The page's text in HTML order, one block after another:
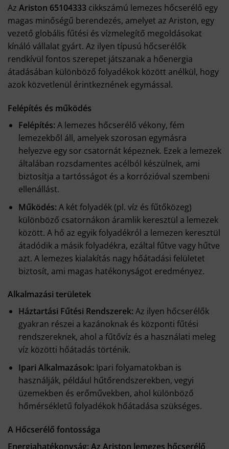
Az Ariston 65104333 cikkszámú lemezes hőcserélő egy
magas minőségű berendezés, amelyet az Ariston, egy
vezető globális fűtési és vízmelegítő megoldásokat
kínáló vállalat gyárt. Az ilyen típusú hőcserélők
rendkívül fontos szerepet játszanak a hőenergia
átadásában különböző folyadékok között anélkül, hogy
azok közvetlenül érintkeznének egymással.
Felépítés és működés
Felépítés: A lemezes hőcserélő vékony, fém
lemezekből áll, amelyek szorosan egymásra
helyezve egy sor csatornát képeznek. Ezek a lemezek
általában rozsdamentes acélból készülnek, ami
biztosítja a tartósságot és a korrózióval szembeni
ellenállást.
Működés: A két folyadék (pl. víz és fűtőközeg)
különböző csatornákon áramlik keresztül a lemezek
között. A hő az egyik folyadékról a lemezen keresztül
átadódik a másik folyadékra, ezáltal fűtve vagy hűtve
azt. A lemezes kialakítás nagy hőátadási felületet
biztosít, ami magas hatékonyságot eredményez.
Alkalmazási területek
Háztartási Fűtési Rendszerek: Az ilyen hőcserélők
gyakran részei a kazánoknak és központi fűtési
rendszereknek, ahol a fűtővíz és a használati meleg
víz közötti hőátadás történik.
Ipari Alkalmazások: Ipari folyamatokban is
használják, például hűtőrendszerekben, vegyi
üzemekben és erőművekben, ahol különböző
hőmérsékletű folyadékok hőátadása szükséges.
A Hőcserélő fontossága
Energiahatékonyság: Az Ariston lemezes hőcserélő